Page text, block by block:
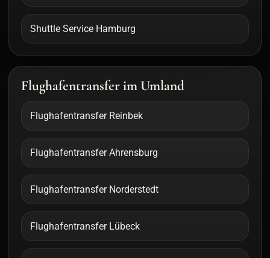
Shuttle Service Hamburg
Flughafentransfer im Umland
Flughafentransfer Reinbek
Flughafentransfer Ahrensburg
Flughafentransfer Norderstedt
Flughafentransfer Lübeck